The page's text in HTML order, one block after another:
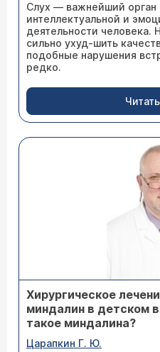
Слух — важнейший орган
интеллектуальной и
деятельности человека.
сильно ухуд-шить
подобные нарушения
редко.
Хирургическое
миндалин в детском
такое миндалина?
Царапкин Г. Ю.